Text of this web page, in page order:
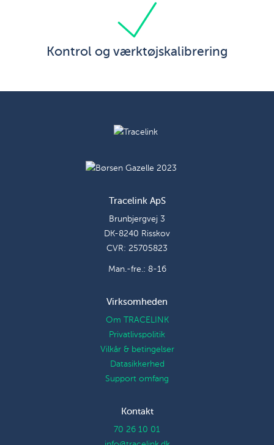
Kontrol og værktøjskalibrering
Tracelink ApS
Brunbjergvej 3
DK-8240 Risskov
CVR: 25705823
Man.-fre.: 8-16
Virksomheden
Om TRACELINK
Privatlivspolitik
Vilkår & betingelser
Datasikkerhed
Support omfang
Kontakt
70 26 10 01